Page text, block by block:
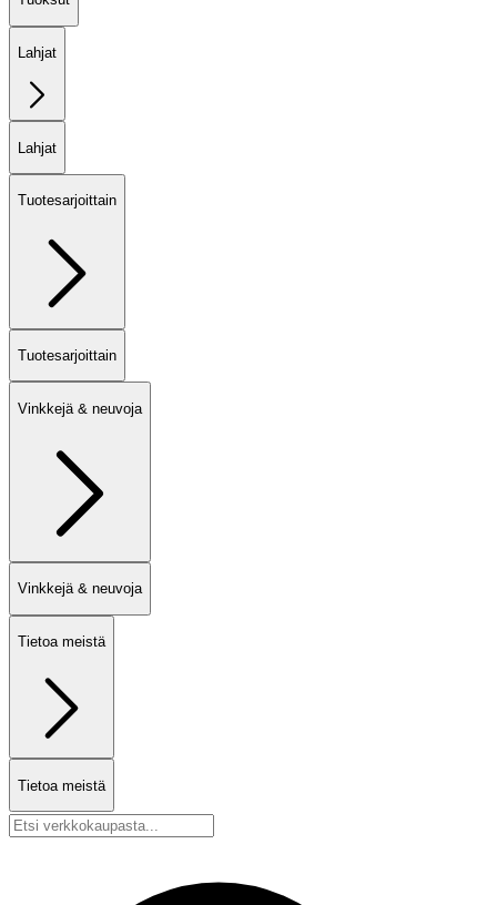
Lahjat
Lahjat
Tuotesarjoittain
Tuotesarjoittain
Vinkkejä & neuvoja
Vinkkejä & neuvoja
Tietoa meistä
Tietoa meistä